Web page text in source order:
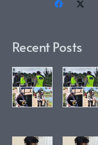
Recent Posts